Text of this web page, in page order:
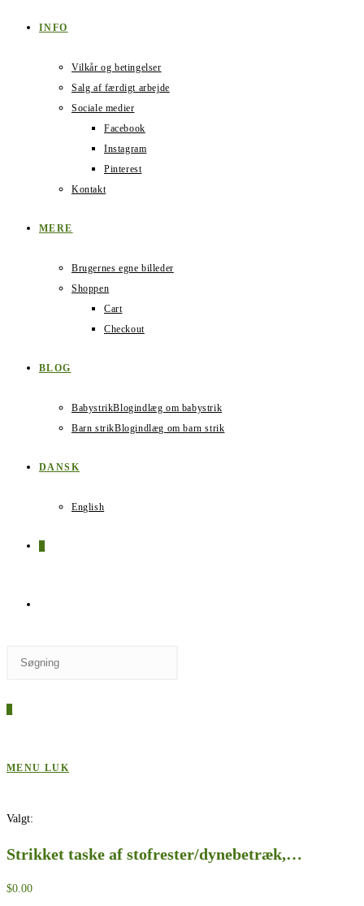
INFO
Vilkår og betingelser
Salg af færdigt arbejde
Sociale medier
Facebook
Instagram
Pinterest
Kontakt
MERE
Brugernes egne billeder
Shoppen
Cart
Checkout
BLOG
BabystrikBlogindlæg om babystrik
Barn strikBlogindlæg om barn strik
DANSK
English
TIL
MENU LUK
Valgt:
Strikket taske af stofrester/dynebetræk,…
$0.00